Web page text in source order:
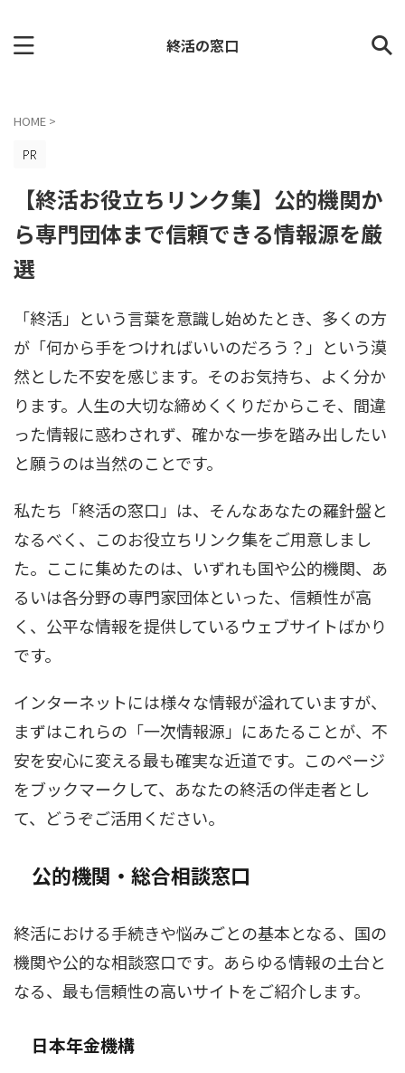
終活の窓口
HOME >
【終活お役立ちリンク集】公的機関か
ら専門団体まで信頼できる情報源を厳
選
「終活」という言葉を意識し始めたとき、多くの方
が「何から手をつければいいのだろう？」という漠
然とした不安を感じます。そのお気持ち、よく分か
ります。人生の大切な締めくくりだからこそ、間違
った情報に惑わされず、確かな一歩を踏み出したい
と願うのは当然のことです。
私たち「終活の窓口」は、そんなあなたの羅針盤と
なるべく、このお役立ちリンク集をご用意しまし
た。ここに集めたのは、いずれも国や公的機関、あ
るいは各分野の専門家団体といった、信頼性が高
く、公平な情報を提供しているウェブサイトばかり
です。
インターネットには様々な情報が溢れていますが、
まずはこれらの「一次情報源」にあたることが、不
安を安心に変える最も確実な近道です。このページ
をブックマークして、あなたの終活の伴走者とし
て、どうぞご活用ください。
公的機関・総合相談窓口
終活における手続きや悩みごとの基本となる、国の
機関や公的な相談窓口です。あらゆる情報の土台と
なる、最も信頼性の高いサイトをご紹介します。
日本年金機構